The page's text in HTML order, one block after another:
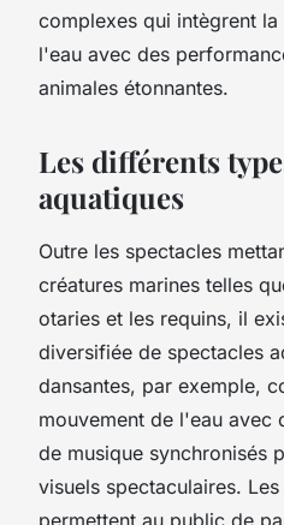
complexes qui intègrent
l'eau avec des
animales étonnantes.
Les différents
aquatiques
Outre les spectacles
créatures marines telles
otaries et les requins, il
diversifiée de spectacles
dansantes, par exemple,
mouvement de l'eau avec
de musique synchronisés
visuels spectaculaires.
permettent au public de